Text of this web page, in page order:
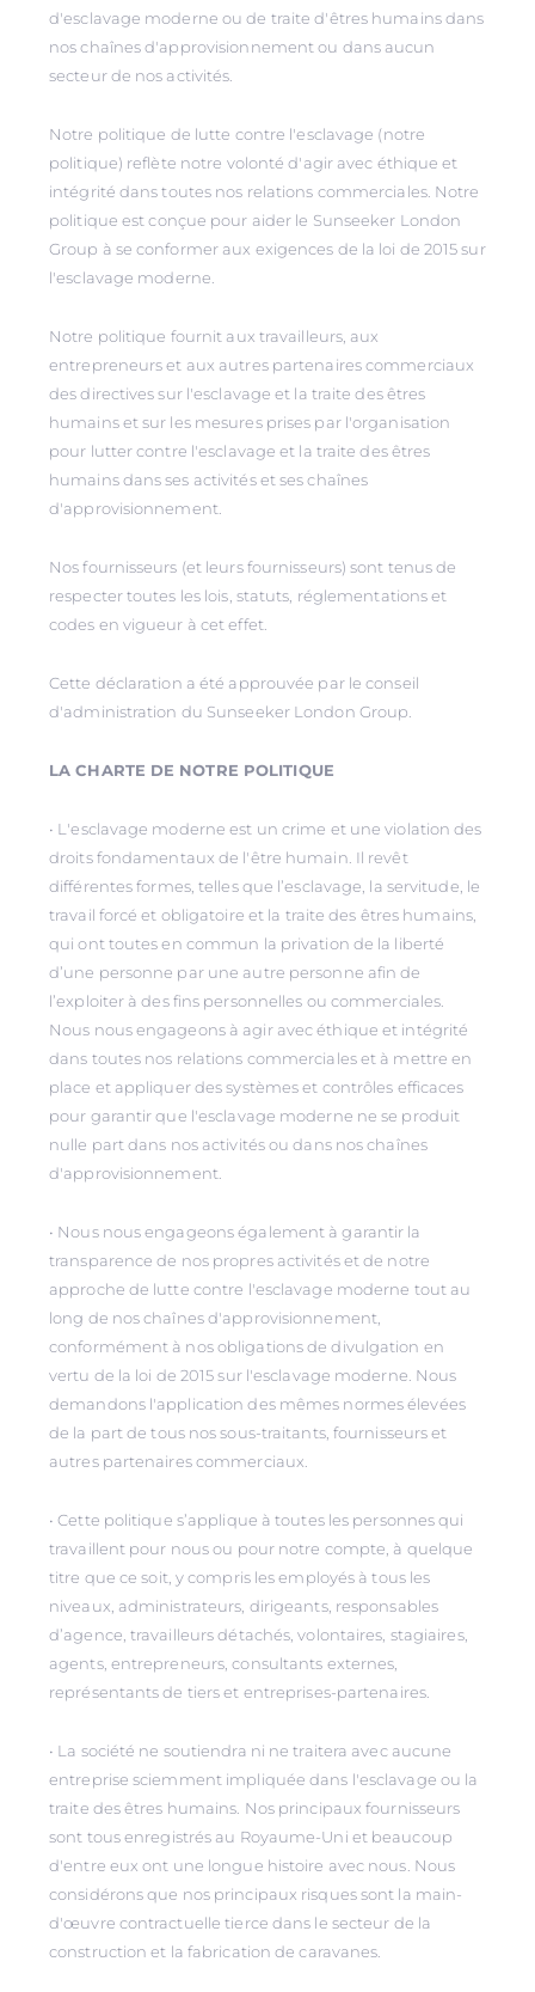
d'esclavage moderne ou de traite d'êtres humains dans
nos chaînes d'approvisionnement ou dans aucun
secteur de nos activités.
Notre politique de lutte contre l'esclavage (notre
politique) reflète notre volonté d'agir avec éthique et
intégrité dans toutes nos relations commerciales. Notre
politique est conçue pour aider le Sunseeker London
Group à se conformer aux exigences de la loi de 2015 sur
l'esclavage moderne.
Notre politique fournit aux travailleurs, aux
entrepreneurs et aux autres partenaires commerciaux
des directives sur l'esclavage et la traite des êtres
humains et sur les mesures prises par l'organisation
pour lutter contre l'esclavage et la traite des êtres
humains dans ses activités et ses chaînes
d'approvisionnement.
Nos fournisseurs (et leurs fournisseurs) sont tenus de
respecter toutes les lois, statuts, réglementations et
codes en vigueur à cet effet.
Cette déclaration a été approuvée par le conseil
d'administration du Sunseeker London Group.
LA CHARTE DE NOTRE POLITIQUE
• L'esclavage moderne est un crime et une violation des
droits fondamentaux de l'être humain. Il revêt
différentes formes, telles que l’esclavage, la servitude, le
travail forcé et obligatoire et la traite des êtres humains,
qui ont toutes en commun la privation de la liberté
d’une personne par une autre personne afin de
l’exploiter à des fins personnelles ou commerciales.
Nous nous engageons à agir avec éthique et intégrité
dans toutes nos relations commerciales et à mettre en
place et appliquer des systèmes et contrôles efficaces
pour garantir que l'esclavage moderne ne se produit
nulle part dans nos activités ou dans nos chaînes
d'approvisionnement.
• Nous nous engageons également à garantir la
transparence de nos propres activités et de notre
approche de lutte contre l'esclavage moderne tout au
long de nos chaînes d'approvisionnement,
conformément à nos obligations de divulgation en
vertu de la loi de 2015 sur l'esclavage moderne. Nous
demandons l'application des mêmes normes élevées
de la part de tous nos sous-traitants, fournisseurs et
autres partenaires commerciaux.
• Cette politique s’applique à toutes les personnes qui
travaillent pour nous ou pour notre compte, à quelque
titre que ce soit, y compris les employés à tous les
niveaux, administrateurs, dirigeants, responsables
d’agence, travailleurs détachés, volontaires, stagiaires,
agents, entrepreneurs, consultants externes,
représentants de tiers et entreprises-partenaires.
• La société ne soutiendra ni ne traitera avec aucune
entreprise sciemment impliquée dans l'esclavage ou la
traite des êtres humains. Nos principaux fournisseurs
sont tous enregistrés au Royaume-Uni et beaucoup
d'entre eux ont une longue histoire avec nous. Nous
considérons que nos principaux risques sont la main-
d'œuvre contractuelle tierce dans le secteur de la
construction et la fabrication de caravanes.